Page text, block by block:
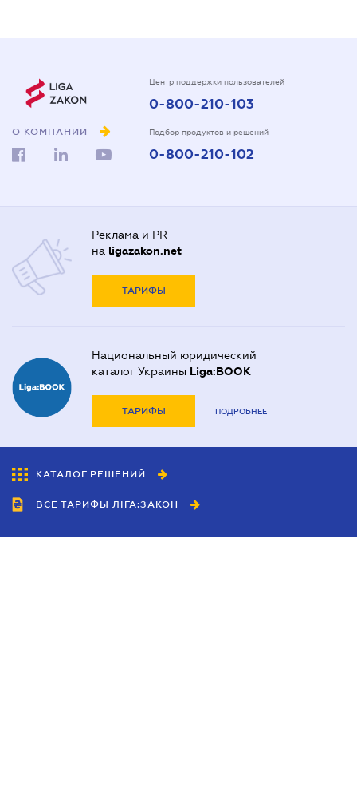
О КОМПАНИИ
Центр поддержки пользователей
0-800-210-103
Подбор продуктов и решений
0-800-210-102
Реклама и PR
на ligazakon.net
ТАРИФЫ
Национальный юридический
каталог Украины Liga:BOOK
ТАРИФЫ ПОДРОБНЕЕ
КАТАЛОГ РЕШЕНИЙ
ВСЕ ТАРИФЫ ЛІГА:ЗАКОН